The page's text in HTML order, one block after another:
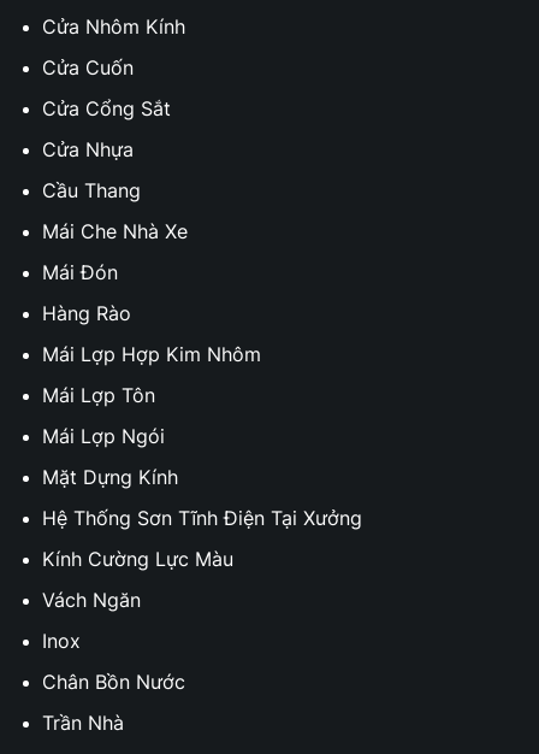
Cửa Nhôm Kính
Cửa Cuốn
Cửa Cổng Sắt
Cửa Nhựa
Cầu Thang
Mái Che Nhà Xe
Mái Đón
Hàng Rào
Mái Lợp Hợp Kim Nhôm
Mái Lợp Tôn
Mái Lợp Ngói
Mặt Dựng Kính
Hệ Thống Sơn Tĩnh Điện Tại Xưởng
Kính Cường Lực Màu
Vách Ngăn
Inox
Chân Bồn Nước
Trần Nhà